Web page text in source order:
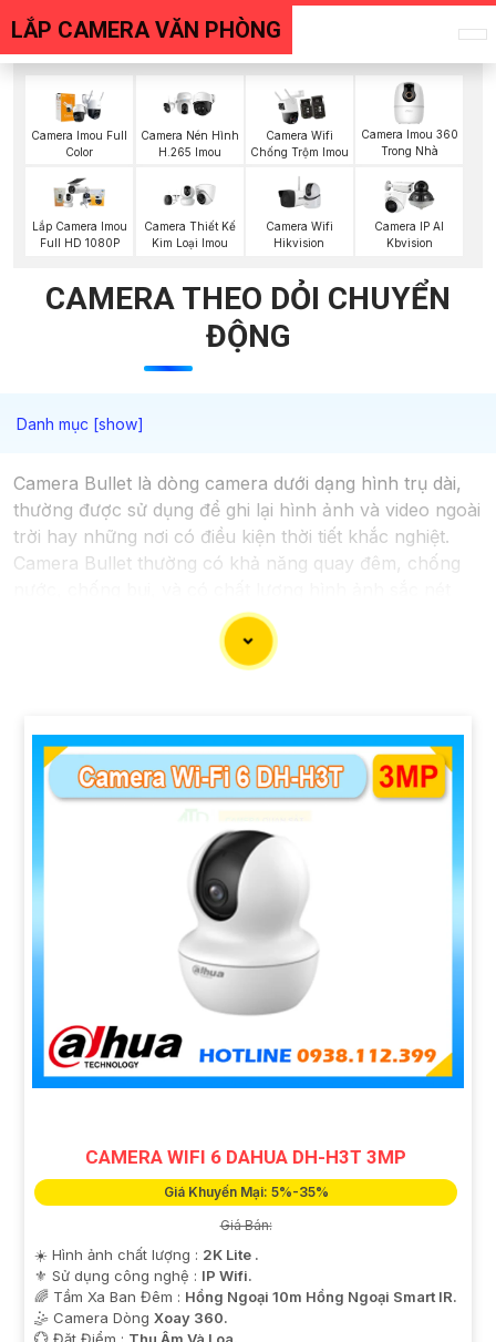
LẮP CAMERA VĂN PHÒNG
Camera Imou Full
Color
Camera Nén Hình
H.265 Imou
Camera Wifi
Chống Trộm Imou
Camera Imou 360
Trong Nhà
Lắp Camera Imou
Full HD 1080P
Camera Thiết Kế
Kim Loại Imou
Camera Wifi
Hikvision
Camera IP AI
Kbvision
CAMERA THEO DỎI CHUYỂN
ĐỘNG
Camera Bullet là dòng camera dưới dạng hình trụ dài,
thường được sử dụng để ghi lại hình ảnh và video ngoài
trời hay những nơi có điều kiện thời tiết khắc nghiệt.
Camera Bullet thường có khả năng quay đêm, chống
đem đến giải pháp hiệu quả để bảo vệ an ninh cho gia
CAMERA WIFI 6 DAHUA DH-H3T 3MP
Giá Khuyến Mại: 5%-35%
Giá Bán:
☀️ Hình ảnh chất lượng : 2K Lite .
⚜️ Sử dụng công nghệ : IP Wifi.
🌈 Tầm Xa Ban Đêm : Hồng Ngoại 10m Hồng Ngoại Smart IR.
🤹 Camera Dòng Xoay 360.